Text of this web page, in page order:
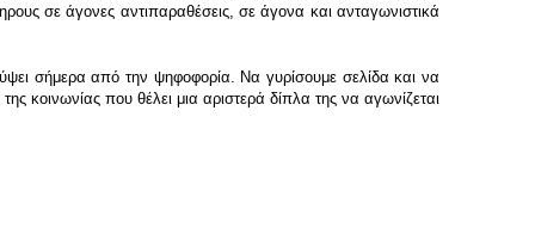
σε άγονες αντιπαραθέσεις, σε άγονα και ανταγωνιστικά
σήμερα από την ψηφοφορία. Να γυρίσουμε σελίδα και να
κοινωνίας που θέλει μια αριστερά δίπλα της να αγωνίζεται